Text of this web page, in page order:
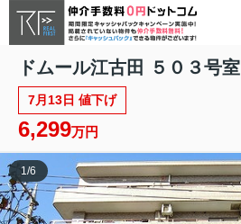
ドムール江古田 ５０３号室
7月13日 値下げ
6,299万円
1/6